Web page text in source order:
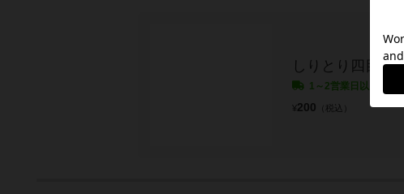
しりとり四目並
1～2営業日以内に発送
¥200 （税込）